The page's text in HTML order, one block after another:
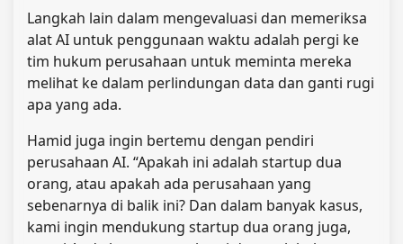
Langkah lain dalam mengevaluasi dan memeriksa
alat AI untuk penggunaan waktu adalah pergi ke
tim hukum perusahaan untuk meminta mereka
melihat ke dalam perlindungan data dan ganti rugi
apa yang ada.
Hamid juga ingin bertemu dengan pendiri
perusahaan AI. “Apakah ini adalah startup dua
orang, atau apakah ada perusahaan yang
sebenarnya di balik ini? Dan dalam banyak kasus,
kami ingin mendukung startup dua orang juga,